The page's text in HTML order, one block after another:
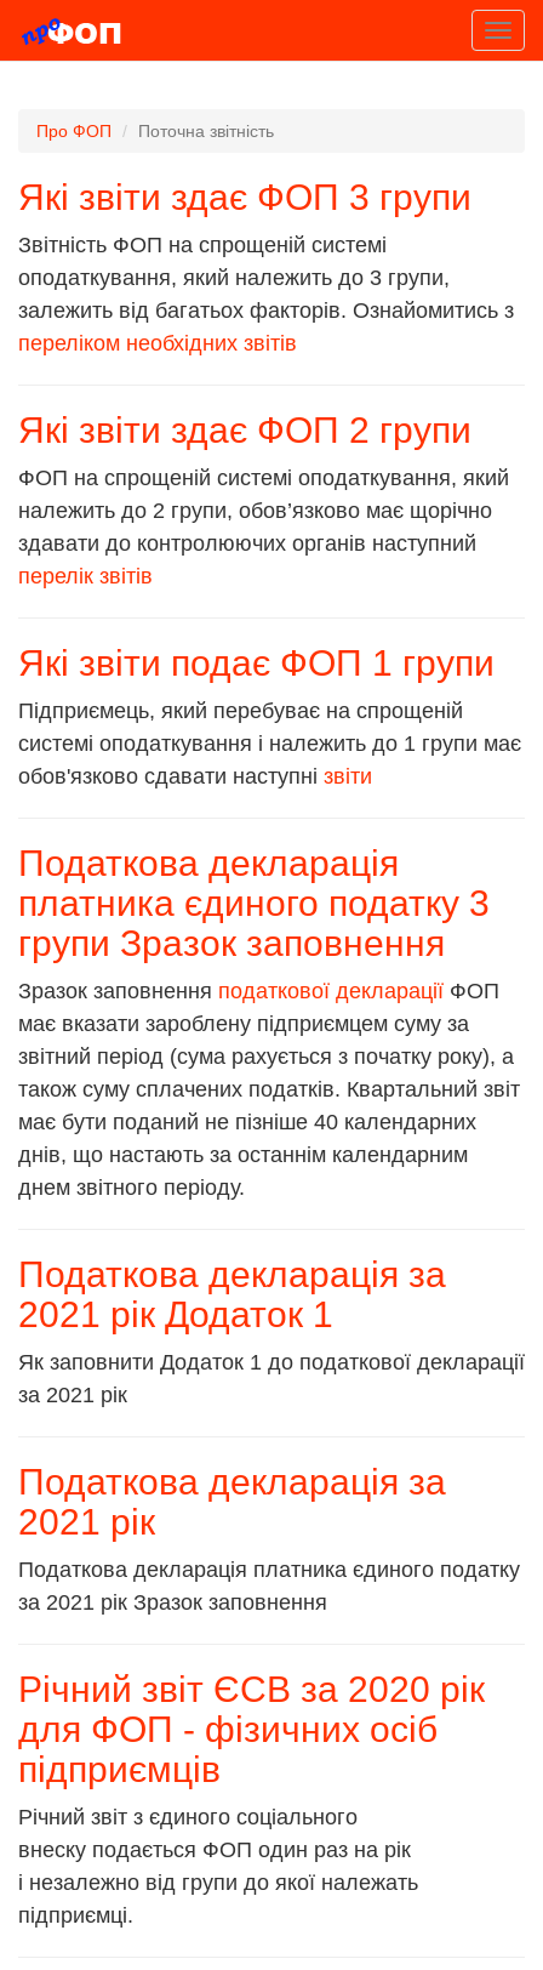
Про ФОП Поточна звітність
Які звіти здає ФОП 3 групи
Звітність ФОП на спрощеній системі
оподаткування, який належить до 3 групи,
залежить від багатьох факторів. Ознайомитись з
переліком необхідних звітів
Які звіти здає ФОП 2 групи
ФОП на спрощеній системі оподаткування, який
належить до 2 групи, обов’язково має щорічно
здавати до контролюючих органів наступний
перелік звітів
Які звіти подає ФОП 1 групи
Підприємець, який перебуває на спрощеній
системі оподаткування і належить до 1 групи має
обов'язково сдавати наступні звіти
Податкова декларація
платника єдиного податку 3
групи Зразок заповнення
Зразок заповнення податкової декларації ФОП
має вказати зароблену підприємцем суму за
звітний період (сума рахується з початку року), а
також суму сплачених податків. Квартальний звіт
має бути поданий не пізніше 40 календарних
днів, що настають за останнім календарним
днем звітного періоду.
Податкова декларація за
2021 рік Додаток 1
Як заповнити Додаток 1 до податкової декларації
за 2021 рік
Податкова декларація за
2021 рік
Податкова декларація платника єдиного податку
за 2021 рік Зразок заповнення
Річний звіт ЄСВ за 2020 рік
для ФОП - фізичних осіб
підприємців
Річний звіт з єдиного соціального
внеску подається ФОП один раз на рік
і незалежно від групи до якої належать
підприємці.